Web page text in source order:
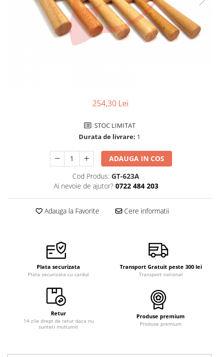
Ceasuri Daniel Klein
Ceasuri Lorus
Scule de Mana
Scule Speciale
Suporti de Lucru
Surubelnite fine
254,30 Lei
STOC LIMITAT
Durata de livrare: 1
ADAUGA IN COS
Cod Produs: GT-623A
Ai nevoie de ajutor? 0722 484 203
Adauga la Favorite Cere informatii
Plata securizata
Plata securizata cu cardul
Transport Gratuit peste 300 lei
Transport national
Retur
14 zile drept de retur daca nu
sunteti multumit
Produse premium
Produse premium